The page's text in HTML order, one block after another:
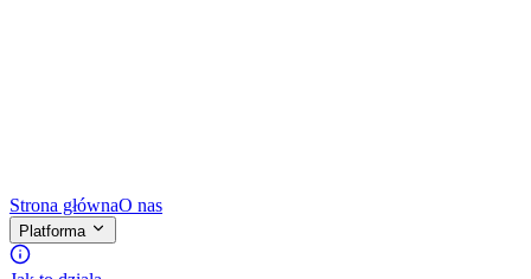
Strona głównaO nas
Platforma